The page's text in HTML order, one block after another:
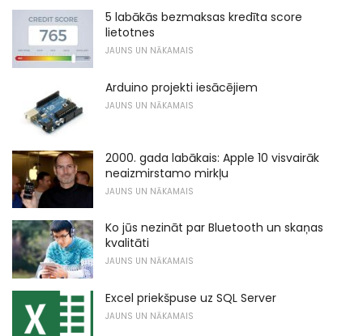
5 labākās bezmaksas kredīta score
lietotnes
JAUNS UN NĀKAMAIS
Arduino projekti iesācējiem
JAUNS UN NĀKAMAIS
2000. gada labākais: Apple 10 visvairāk
neaizmirstamo mirkļu
JAUNS UN NĀKAMAIS
Ko jūs nezināt par Bluetooth un skaņas
kvalitāti
JAUNS UN NĀKAMAIS
Excel priekšpuse uz SQL Server
JAUNS UN NĀKAMAIS